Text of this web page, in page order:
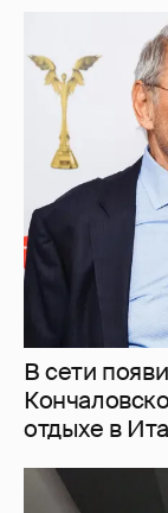
В сети
отдыхе в